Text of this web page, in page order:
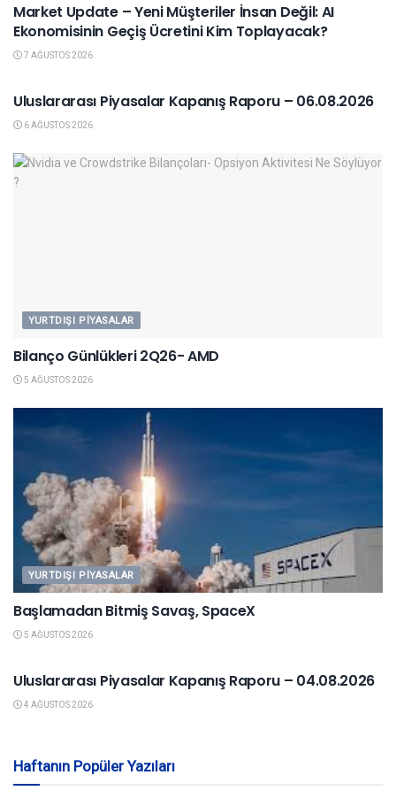
Market Update – Yeni Müşteriler İnsan Değil: AI
Ekonomisinin Geçiş Ücretini Kim Toplayacak?
7 AĞUSTOS 2026
Uluslararası Piyasalar Kapanış Raporu – 06.08.2026
6 AĞUSTOS 2026
YURTDIŞI PIYASALAR
Bilanço Günlükleri 2Q26- AMD
5 AĞUSTOS 2026
YURTDIŞI PIYASALAR
Başlamadan Bitmiş Savaş, SpaceX
5 AĞUSTOS 2026
Uluslararası Piyasalar Kapanış Raporu – 04.08.2026
4 AĞUSTOS 2026
Haftanın Popüler Yazıları